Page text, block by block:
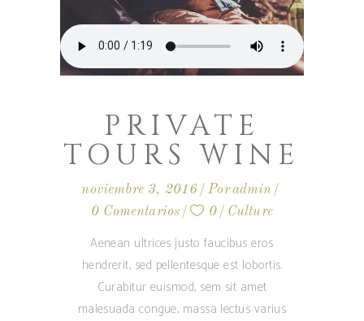
PRIVATE
TOURS WINE
noviembre 3, 2016 Poradmin
0 Comentarios
0 Culture
Aenean ultrices justo faucibus eros
hendrerit, sed pellentesque est lobortis.
Curabitur euismod, sem sit amet
malesuada congue, massa lectus varius